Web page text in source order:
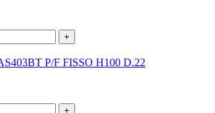
+
P/F FISSO H100 D.22
+